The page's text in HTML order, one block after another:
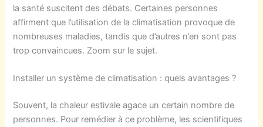
la santé suscitent des débats. Certaines personnes
affirment que l’utilisation de la climatisation provoque de
nombreuses maladies, tandis que d’autres n’en sont pas
trop convaincues. Zoom sur le sujet.
Installer un système de climatisation : quels avantages ?
Souvent, la chaleur estivale agace un certain nombre de
personnes. Pour remédier à ce problème, les scientifiques